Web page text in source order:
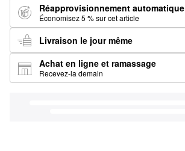
Réapprovisionnement automatique
Économisez 5 % sur cet article
Livraison le jour même
Achat en ligne et ramassage
Recevez-la demain